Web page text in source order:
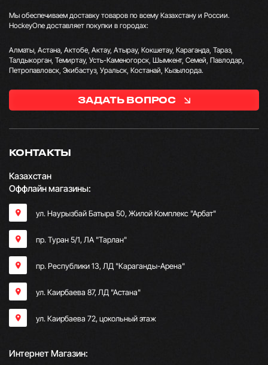
КОНТАКТЫ
Казахстан
Оффлайн магазины:
ул. Наурызбай Батыра 50, Жилой Комплекс "Арбат"
пр. Туран 5/1, ЛА "Тарлан"
пр. Республики 13, ​ЛД "Караганды-Арена"
ул. Каирбаева 87, ЛД "Астана"
ул. Каирбаева 72, цокольный этаж
Интернет Магазин:
Мы обеспечиваем доставку товаров по всему Казахстану и России.
HockeyOne доставляет покупки в городах:
Алматы, Астана, Актобе, Актау, Атырау, Кокшетау, Караганда, Тараз,
Талдыкорган, Темиртау, Усть-Каменогорск, Шымкент, Семей, Павлодар,
Петропавловск, Экибастуз, Уральск, Костанай, Кызылорда.
ЗАДАТЬ ВОПРОС